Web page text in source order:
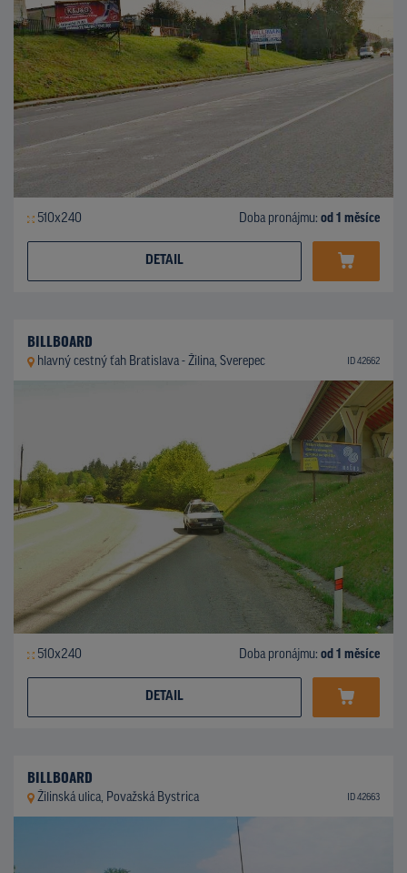
510x240 Doba pronájmu: od 1 měsíce
DETAIL
BILLBOARD
hlavný cestný ťah Bratislava - Žilina, Sverepec ID 42662
510x240 Doba pronájmu: od 1 měsíce
DETAIL
BILLBOARD
Žilinská ulica, Považská Bystrica ID 42663